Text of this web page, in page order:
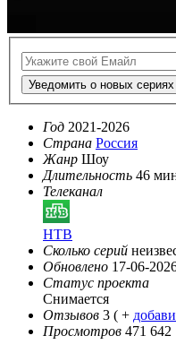
Уведомить о новых сериях
Год 2021-2026
Страна Россия
Жанр Шоу
Длительность 46
Телеканал
НТВ
Сколько серий
Обновлено 17-06-
Статус проекта
Снимается
Отзывов 3 ( +
Просмотров 471 642